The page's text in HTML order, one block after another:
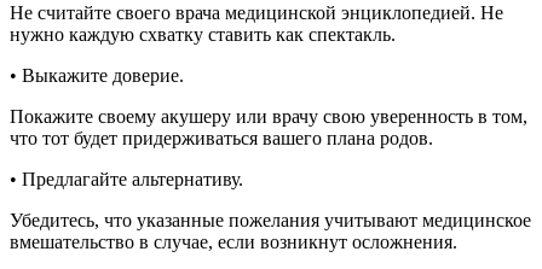
Не считайте своего врача медицинской энциклопедией. Не
нужно каждую схватку ставить как спектакль.
• Выкажите доверие.
Покажите своему акушеру или врачу свою уверенность в том,
что тот будет придерживаться вашего плана родов.
• Предлагайте альтернативу.
Убедитесь, что указанные пожелания учитывают медицинское
вмешательство в случае, если возникнут осложнения.